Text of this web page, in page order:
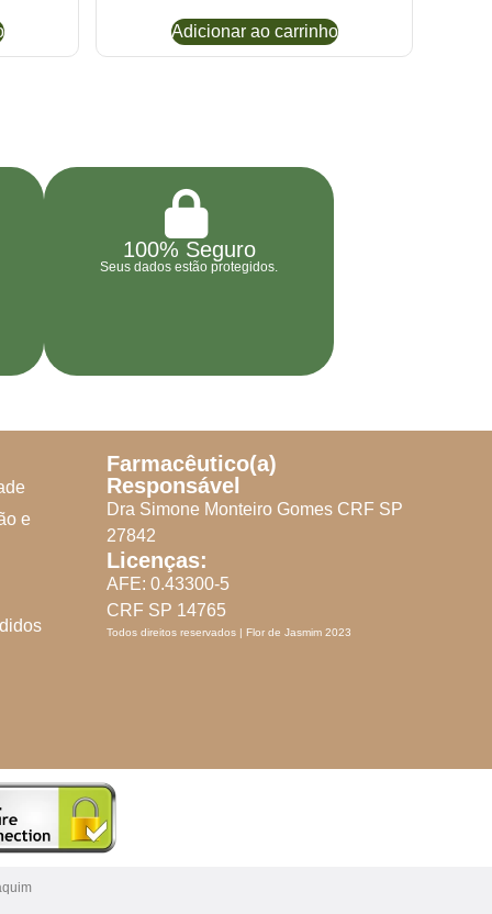
Adicionar ao carrinho
100% Seguro
Seus dados estão protegidos.
e
Farmacêutico(a)
Responsável
Dra Simone Monteiro Gomes CRF SP
27842
Licenças:
AFE: 0.43300-5
CRF SP 14765
Todos direitos reservados | Flor de Jasmim 2023